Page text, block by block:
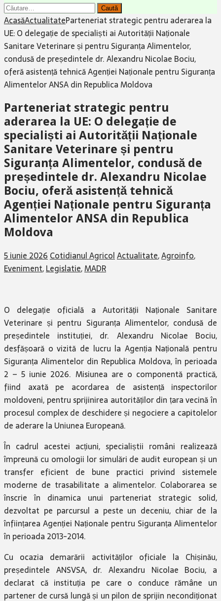
Caută
după:
AcasăActualitateParteneriat strategic pentru aderarea la
UE: O delegație de specialiști ai Autorității Naționale
Sanitare Veterinare și pentru Siguranța Alimentelor,
condusă de președintele dr. Alexandru Nicolae Bociu,
oferă asistență tehnică Agenției Naționale pentru Siguranța
Alimentelor ANSA din Republica Moldova
Parteneriat strategic pentru
aderarea la UE: O delegație de
specialiști ai Autorității Naționale
Sanitare Veterinare și pentru
Siguranța Alimentelor, condusă de
președintele dr. Alexandru Nicolae
Bociu, oferă asistență tehnică
Agenției Naționale pentru Siguranța
Alimentelor ANSA din Republica
Moldova
5 iunie 2026 Cotidianul AgricolActualitate,Agroinfo,
Eveniment,Legislatie,MADR
O delegație oficială a Autorității Naționale Sanitare
Veterinare și pentru Siguranța Alimentelor, condusă de
președintele instituției, dr. Alexandru Nicolae Bociu,
desfășoară o vizită de lucru la Agenția Națională pentru
Siguranța Alimentelor din Republica Moldova, în perioada
2 – 5 iunie 2026. Misiunea are o componentă practică,
fiind axată pe acordarea de asistență inspectorilor
moldoveni, pentru sprijinirea autorităților din țara vecină în
procesul complex de deschidere și negociere a capitolelor
de aderare la Uniunea Europeană.
În cadrul acestei acțiuni, specialiștii români realizează
împreună cu omologii lor simulări de audit european și un
transfer eficient de bune practici privind sistemele
moderne de trasabilitate a alimentelor. Colaborarea se
înscrie în dinamica unui parteneriat strategic solid,
dezvoltat pe parcursul a peste un deceniu, chiar de la
înființarea Agenției Naționale pentru Siguranța Alimentelor
în perioada 2013-2014.
Cu ocazia demarării activităților oficiale la Chișinău,
președintele ANSVSA, dr. Alexandru Nicolae Bociu, a
declarat că instituția pe care o conduce rămâne un
partener de cursă lungă și un pilon de sprijin necondiționat